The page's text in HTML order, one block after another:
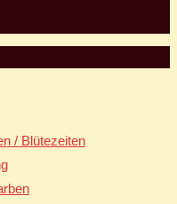
/ Blütezeiten